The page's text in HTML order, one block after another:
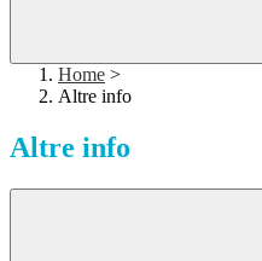
Home >
Altre info
Altre info